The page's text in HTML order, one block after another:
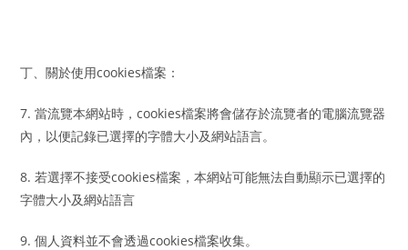
丁、關於使用cookies檔案：
7. 當流覽本網站時，cookies檔案將會儲存於流覽者的電腦流覽器
內，以便記錄已選擇的字體大小及網站語言。
8. 若選擇不接受cookies檔案，本網站可能無法自動顯示已選擇的
字體大小及網站語言
9. 個人資料並不會透過cookies檔案收集。